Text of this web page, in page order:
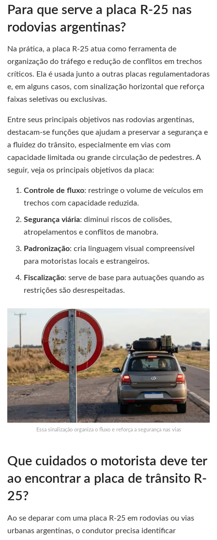
Para que serve a placa R-25 nas
rodovias argentinas?
Na prática, a placa R-25 atua como ferramenta de
organização do tráfego e redução de conflitos em trechos
críticos. Ela é usada junto a outras placas regulamentadoras
e, em alguns casos, com sinalização horizontal que reforça
faixas seletivas ou exclusivas.
Entre seus principais objetivos nas rodovias argentinas,
destacam-se funções que ajudam a preservar a segurança e
a fluidez do trânsito, especialmente em vias com
capacidade limitada ou grande circulação de pedestres. A
seguir, veja os principais objetivos da placa:
Controle de fluxo: restringe o volume de veículos em
trechos com capacidade reduzida.
Segurança viária: diminui riscos de colisões,
atropelamentos e conflitos de manobra.
Padronização: cria linguagem visual compreensível
para motoristas locais e estrangeiros.
Fiscalização: serve de base para autuações quando as
restrições são desrespeitadas.
Essa sinalização organiza o fluxo e reforça a segurança nas vias
Que cuidados o motorista deve ter
ao encontrar a placa de trânsito R-
25?
Ao se deparar com uma placa R-25 em rodovias ou vias
urbanas argentinas, o condutor precisa identificar